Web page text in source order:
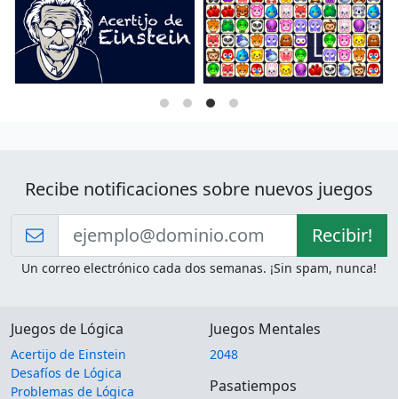
Recibe notificaciones sobre nuevos juegos
Recibir!
Un correo electrónico cada dos semanas. ¡Sin spam, nunca!
Juegos de Lógica
Acertijo de Einstein
Desafíos de Lógica
Problemas de Lógica
Juegos Mentales
2048
Pasatiempos